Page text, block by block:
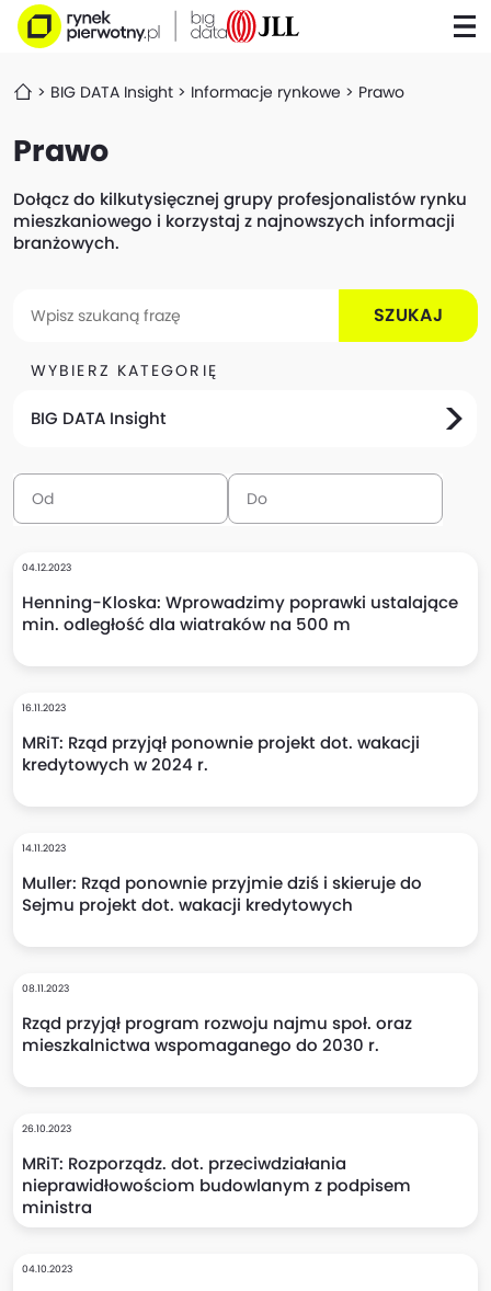
BIG DATA Insight Informacje rynkowe Prawo
Prawo
Dołącz do kilkutysięcznej grupy profesjonalistów rynku
mieszkaniowego i korzystaj z najnowszych informacji
branżowych.
SZUKAJ
WYBIERZ KATEGORIĘ
BIG DATA Insight
04.12.2023
Henning-Kloska: Wprowadzimy poprawki ustalające
min. odległość dla wiatraków na 500 m
16.11.2023
MRiT: Rząd przyjął ponownie projekt dot. wakacji
kredytowych w 2024 r.
14.11.2023
Muller: Rząd ponownie przyjmie dziś i skieruje do
Sejmu projekt dot. wakacji kredytowych
08.11.2023
Rząd przyjął program rozwoju najmu społ. oraz
mieszkalnictwa wspomaganego do 2030 r.
26.10.2023
MRiT: Rozporządz. dot. przeciwdziałania
nieprawidłowościom budowlanym z podpisem
ministra
04.10.2023